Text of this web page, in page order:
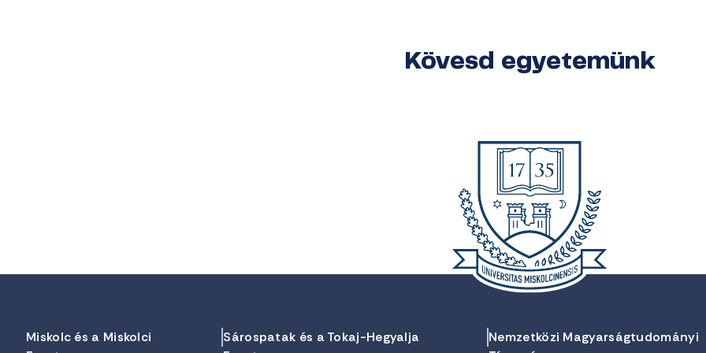
Kövesd egyetemünk
Miskolc és a Miskolci
Sárospatak és a Tokaj-Hegyalja
Nemzetközi Magyarságtudományi